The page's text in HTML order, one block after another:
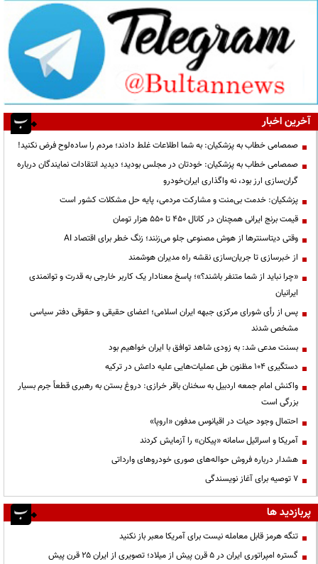
آخرین اخبار
صمصامی خطاب به پزشکیان: به شما اطلاعات غلط دادند؛ مردم را ساده‌لوح فرض نکنید!
صمصامی خطاب به پزشکیان: خودتان در مجلس بودید؛ دیدید انتقادات نمایندگان درباره
گران‌سازی ارز بود، نه واگذاری ایران‌خودرو
پزشکیان: خدمت بی‌منت و مشارکت مردمی، پایه حل مشکلات کشور است
قیمت‌ برنج ایرانی همچنان در کانال ۴۵۰ تا ۵۵۰ هزار تومان
وقتی دیتاسنترها از هوش مصنوعی جلو می‌زنند؛ زنگ خطر برای اقتصاد AI
از خبرسازی تا جریان‌سازی نقشه راه مدیران هوشمند
«چرا نباید از شما متنفر باشند؟»؛ پاسخ معنادار یک کاربر خارجی به قدرت و توانمندی
ایرانیان
پس از رأی شورای مرکزی جبهه ایران اسلامی؛ اعضای حقیقی و حقوقی دفتر سیاسی
مشخص شدند
بسنت مدعی شد: به زودی شاهد توافق با ایران خواهیم بود
دستگیری ۱۰۴ مظنون طی عملیات‌هایی علیه داعش در ترکیه
واکنش امام جمعه اردبیل به سخنان باقر خرازی: دروغ بستن به رهبری قطعاً جرم بسیار
بزرگی است
احتمال وجود حیات در اقیانوس مدفون «اروپا»
آمریکا و اسرائیل سامانه «پیکان» را آزمایش کردند
هشدار درباره فروش حواله‌های صوری خودروهای وارداتی
۷ توصیه برای آغاز نویسندگی
پربازدید ها
تنگه هرمز قابل معامله نیست برای آمریکا معبر باز نکنید
گستره امپراتوری ایران در ۵ قرن پیش از میلاد؛ تصویری از ایران ۲۵ قرن پیش